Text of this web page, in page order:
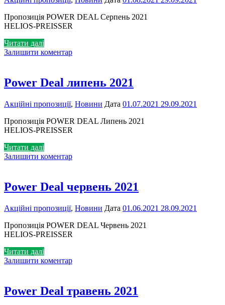
Пропозиція POWER DEAL Серпень 2021
HELIOS-PREISSER
Читати далі
Залишити коментар
Power Deal липень 2021
Акційні пропозиції, Новини Дата 01.07.2021 29.09.2021
Пропозиція POWER DEAL Липень 2021
HELIOS-PREISSER
Читати далі
Залишити коментар
Power Deal червень 2021
Акційні пропозиції, Новини Дата 01.06.2021 28.09.2021
Пропозиція POWER DEAL Червень 2021
HELIOS-PREISSER
Читати далі
Залишити коментар
Power Deal травень 2021